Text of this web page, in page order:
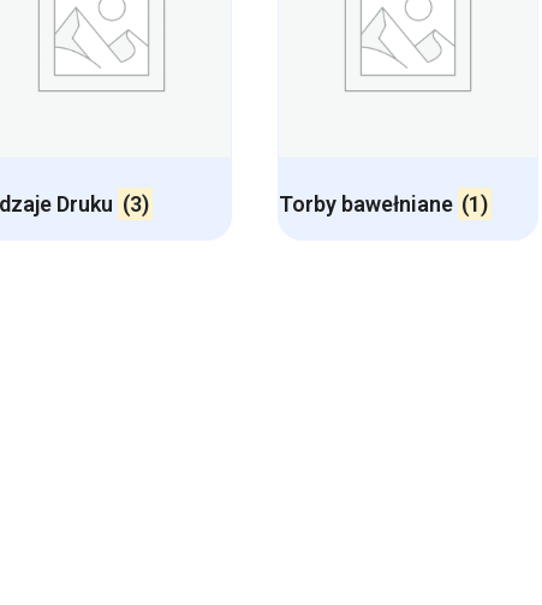
Druku (3) Torby bawełniane (1)